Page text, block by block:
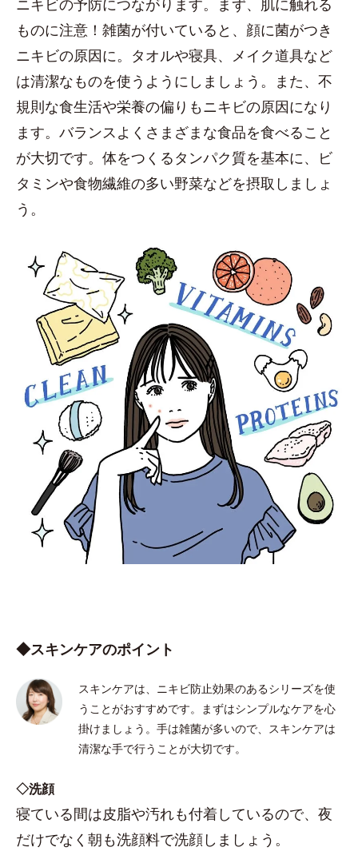
ニキビの予防につながります。まず、肌に触れる
ものに注意！雑菌が付いていると、顔に菌がつき
ニキビの原因に。タオルや寝具、メイク道具など
は清潔なものを使うようにしましょう。また、不
規則な食生活や栄養の偏りもニキビの原因になり
ます。バランスよくさまざまな食品を食べること
が大切です。体をつくるタンパク質を基本に、ビ
タミンや食物繊維の多い野菜などを摂取しましょ
う。
◆スキンケアのポイント
スキンケアは、ニキビ防止効果のあるシリーズを使
うことがおすすめです。まずはシンプルなケアを心
掛けましょう。手は雑菌が多いので、スキンケアは
清潔な手で行うことが大切です。
◇洗顔
寝ている間は皮脂や汚れも付着しているので、夜
だけでなく朝も洗顔料で洗顔しましょう。